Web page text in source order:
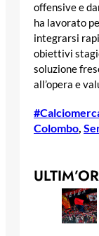
offensive e
ha lavorato
integrarsi
obiettivi
soluzione
all’opera e
Colombo,